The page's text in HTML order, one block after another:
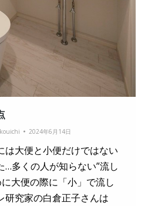
2024年6月14日
は大便と小便だけではない
…多くの人が知らない”流し
大便の際に「小」で流し
研究家の白倉正子さんは